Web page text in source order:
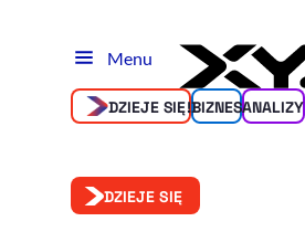
Menu
DZIEJE SIĘ!BIZNESANALIZY
DZIEJE SIĘ